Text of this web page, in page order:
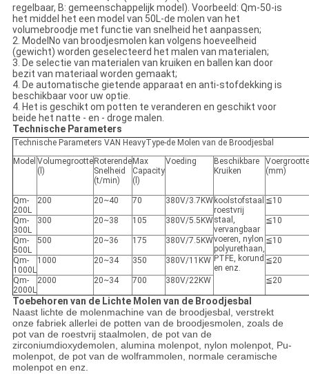
regelbaar, B: gemeenschappelijk model). Voorbeeld: Qm-50-is
het middel het een model van 50L-de molen van het
volumebroodje met functie van snelheid het aanpassen;
2. ModelNo van broodjesmolen kan volgens hoeveelheid
(gewicht) worden geselecteerd het malen van materialen;
3. De selectie van materialen van kruiken en ballen kan door
bezit van materiaal worden gemaakt;
4. De automatische gietende apparaat en anti-stofdekking is
beschikbaar voor uw optie.
4. Het is geschikt om potten te veranderen en geschikt voor
beide het natte - en - droge malen.
Technische Parameters
Technische Parameters VAN HeavyType-de Molen van de Broodjesbal
Model Volumegrootte
(l)
Roterende
Snelheid
(t/min)
Max
Capacity
(l)
Voeding
Beschikbare
Kruiken
Voergrootte
(mm)
Qm-
200L
200 20~40 70 380V/3.7KW koolstofstaal
roestvrij
staal,
vervangbaar
voeren, nylon
polyurethaan,
PTFE, korund
en enz.
≦10
Qm-
300L
300 20~38 105 380V/5.5KW ≦10
Qm-
500L
500 20~36 175 380V/7.5KW ≦10
Qm-
1000L
1000 20~34 350 380V/11KW ≦20
Qm-
2000L
2000 20~34 700 380V/22KW ≦20
Toebehoren van de Lichte Molen van de Broodjesbal
Naast lichte de molenmachine van de broodjesbal, verstrekt
onze fabriek allerlei de potten van de broodjesmolen, zoals de
pot van de roestvrij staalmolen, de pot van de
zirconiumdioxydemolen, alumina molenpot, nylon molenpot, Pu-
molenpot, de pot van de wolframmolen, normale ceramische
molenpot en enz.